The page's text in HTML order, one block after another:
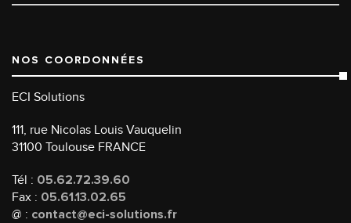
NOS COORDONNÉES
ECI Solutions
111, rue Nicolas Louis Vauquelin
31100 Toulouse FRANCE
Tél : 05.62.72.39.60
Fax : 05.61.13.02.65
@ : contact@eci-solutions.fr